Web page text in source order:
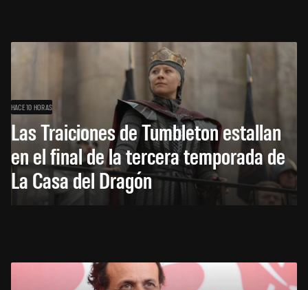
HACE 10 HORAS
Las Traiciones de Tumbleton estallan
en el final de la tercera temporada de
La Casa del Dragón